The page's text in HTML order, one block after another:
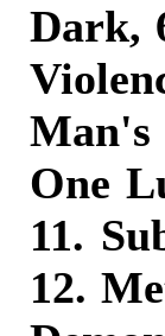
Dark,
One
11.
12.